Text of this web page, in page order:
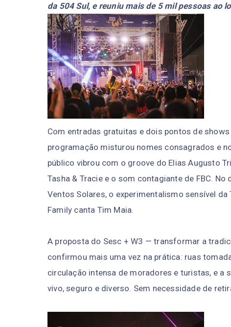
da 504 Sul, e reuniu mais de 5 mil pessoas ao
Com entradas gratuitas e dois pontos de
programação misturou nomes consagrados e
público vibrou com o groove do Elias Augusto
Tasha & Tracie e o som contagiante de FBC.
Ventos Solares, o experimentalismo sensível
Family canta Tim Maia.
A proposta do Sesc + W3 — transformar a
confirmou mais uma vez na prática: ruas
circulação intensa de moradores e turistas, e a
vivo, seguro e diverso. Sem necessidade de